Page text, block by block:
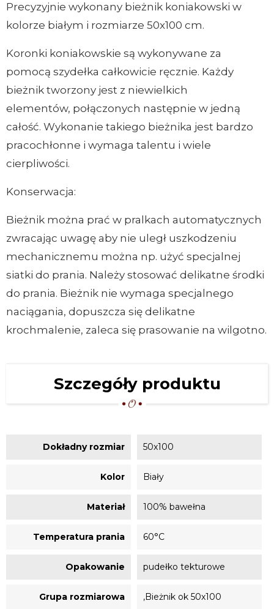
Precyzyjnie wykonany bieżnik koniakowski w
kolorze białym i rozmiarze 50x100 cm.
Koronki koniakowskie są wykonywane za
pomocą szydełka całkowicie ręcznie. Każdy
bieżnik tworzony jest z niewielkich
elementów, połączonych następnie w jedną
całość. Wykonanie takiego bieżnika jest bardzo
pracochłonne i wymaga talentu i wiele
cierpliwości.
Konserwacja:
Bieżnik można prać w pralkach automatycznych
zwracając uwagę aby nie uległ uszkodzeniu
mechanicznemu można np. użyć specjalnej
siatki do prania. Należy stosować delikatne środki
do prania. Bieżnik nie wymaga specjalnego
naciągania, dopuszcza się delikatne
krochmalenie, zaleca się prasowanie na wilgotno.
Szczegóły produktu
Dokładny rozmiar 50x100
Kolor Biały
Materiał 100% bawełna
Temperatura prania 60°C
Opakowanie pudełko tekturowe
Grupa rozmiarowa ,Bieżnik ok 50x100